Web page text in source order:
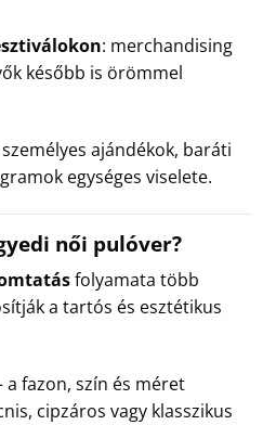
: merchandising
később is örömmel
ajándékok, baráti
egységes viselete.
női pulóver?
folyamata több
a tartós és esztétikus
a fazon, szín és méret
cipzáros vagy klasszikus